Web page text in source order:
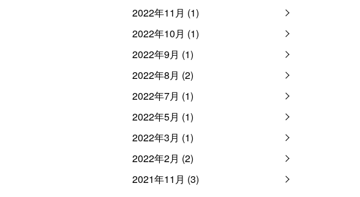
2022年11月 (1)
2022年10月 (1)
2022年9月 (1)
2022年8月 (2)
2022年7月 (1)
2022年5月 (1)
2022年3月 (1)
2022年2月 (2)
2021年11月 (3)